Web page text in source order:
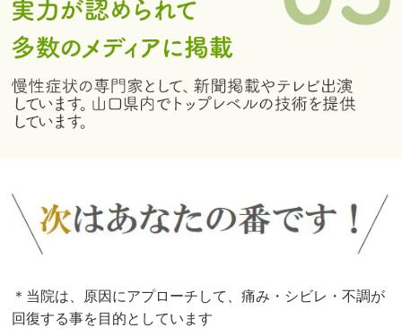
＊当院は、原因にアプローチして、痛み・シビレ・不調が
回復する事を目的としています